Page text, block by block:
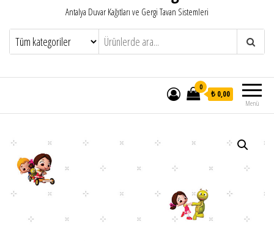
Antalya Duvar Kağıtları ve Gergi Tavan Sistemleri
Menü
0
₺ 0,00